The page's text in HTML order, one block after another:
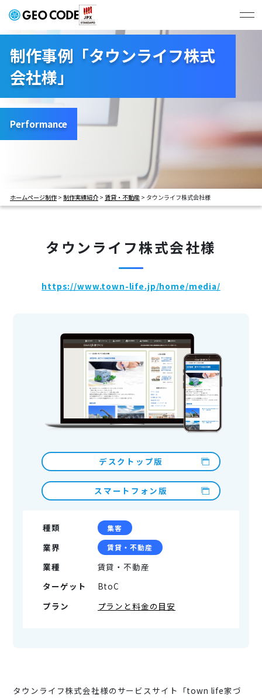
制作実績
# すべて
# コーポレートサイト
# BtoBサービスサイト
# BtoCサービスサイト
# 学校サイト
# 採用サイト
お問い合わせ・お見積もり
制作事例「タウンライフ株式
会社様」
Performance
ホームページ制作> 制作実績紹介> 賃貸・不動産> タウンライフ株式会社様
タウンライフ株式会社様
https://www.town-life.jp/home/media/
種類 集客
業界 賃貸・不動産
業種
賃貸・不動産
ターゲット
BtoC
プラン
プランと料金の目安
デスクトップ版
スマートフォン版
タウンライフ株式会社様のサービスサイト「town life家づ